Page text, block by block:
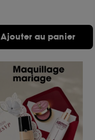
Ajouter au panier